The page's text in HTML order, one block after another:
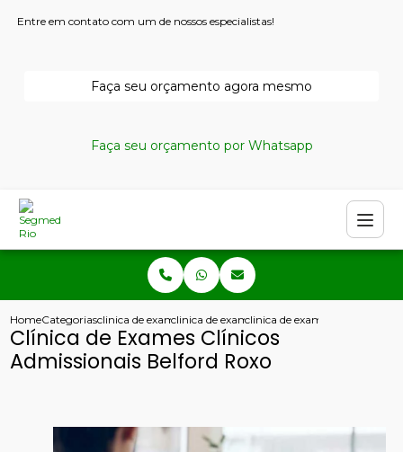
Entre em contato com um de nossos especialistas!
Faça seu orçamento agora mesmo
Faça seu orçamento por Whatsapp
HomeCategoriasclinica de exames admissionais
clinica de exame admissional aso
clinica de exames clinicos
Clínica de Exames Clínicos
Admissionais Belford Roxo